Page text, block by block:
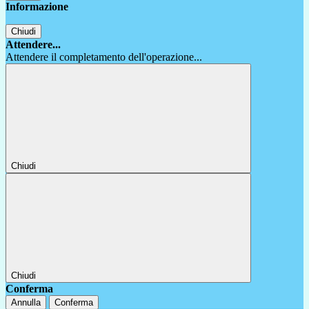
Informazione
Chiudi
Attendere...
Attendere il completamento dell'operazione...
Chiudi
Chiudi
Conferma
Annulla Conferma